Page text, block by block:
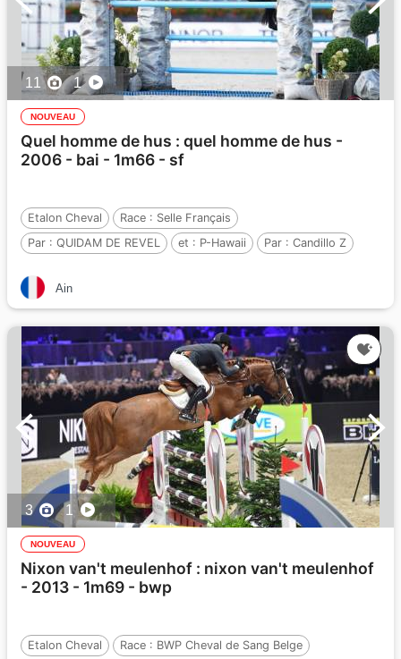
11 1
NOUVEAU
Quel homme de hus : quel homme de hus -
2006 - bai - 1m66 - sf
Etalon Cheval Race : Selle Français
Par : QUIDAM DE REVEL et : P-Hawaii Par : Candillo Z
Ain
3 1
NOUVEAU
Nixon van't meulenhof : nixon van't meulenhof
- 2013 - 1m69 - bwp
Etalon Cheval Race : BWP Cheval de Sang Belge